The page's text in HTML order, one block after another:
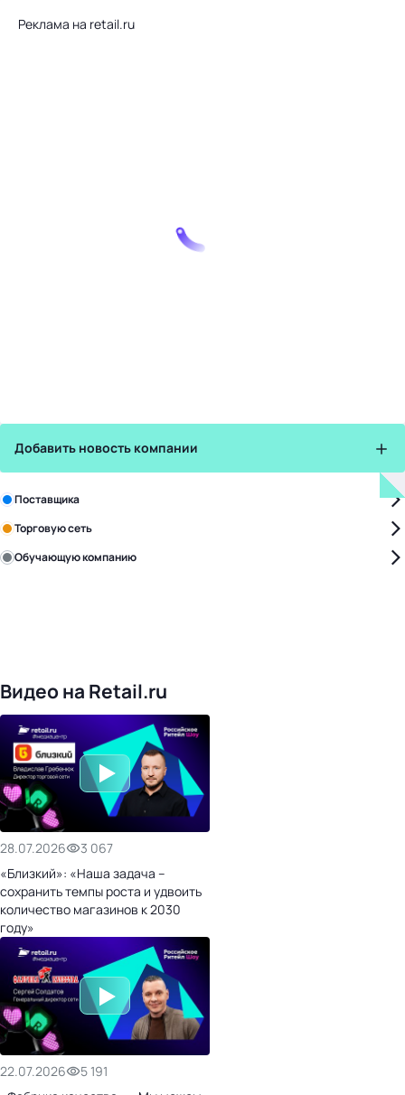
Реклама на retail.ru
Добавить новость компании
Поставщика
Торговую сеть
Обучающую компанию
Видео на Retail.ru
28.07.2026
3 067
«Близкий»: «Наша задача –
сохранить темпы роста и удвоить
количество магазинов к 2030
году»
22.07.2026
5 191